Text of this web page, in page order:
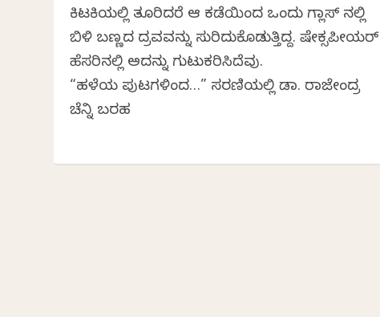
ಕಿಟಕಿಯಲ್ಲಿ ತೂರಿದರೆ ಆ ಕಡೆಯಿಂದ ಒಂದು ಗ್ಲಾಸ್ ನಲ್ಲಿ
ಬಿಳಿ ಬಣ್ಣದ ದ್ರವವನ್ನು ಸುರಿದುಕೊಡುತ್ತಿದ್ದ. ಷೇಕ್ಸಪೀಯರ್
ಹೆಸರಿನಲ್ಲಿ ಅದನ್ನು ಗುಟುಕರಿಸಿದೆವು.
“ಹಳೆಯ ಪುಟಗಳಿಂದ…” ಸರಣಿಯಲ್ಲಿ ಡಾ. ರಾಜೇಂದ್ರ
ಚೆನ್ನಿ ಬರಹ